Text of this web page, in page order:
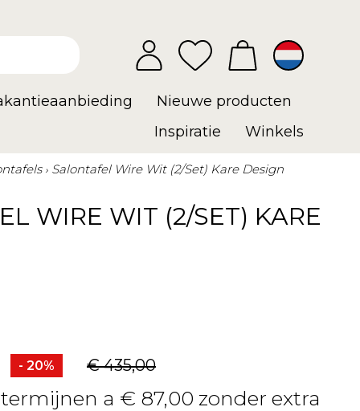
Nieuwe producten
Inspiratie
Winkels
Salontafel Wire Wit (2/Set) Kare Design
WIRE WIT (2/SET) KARE
- 20% € 435,00
a € 87,00 zonder extra